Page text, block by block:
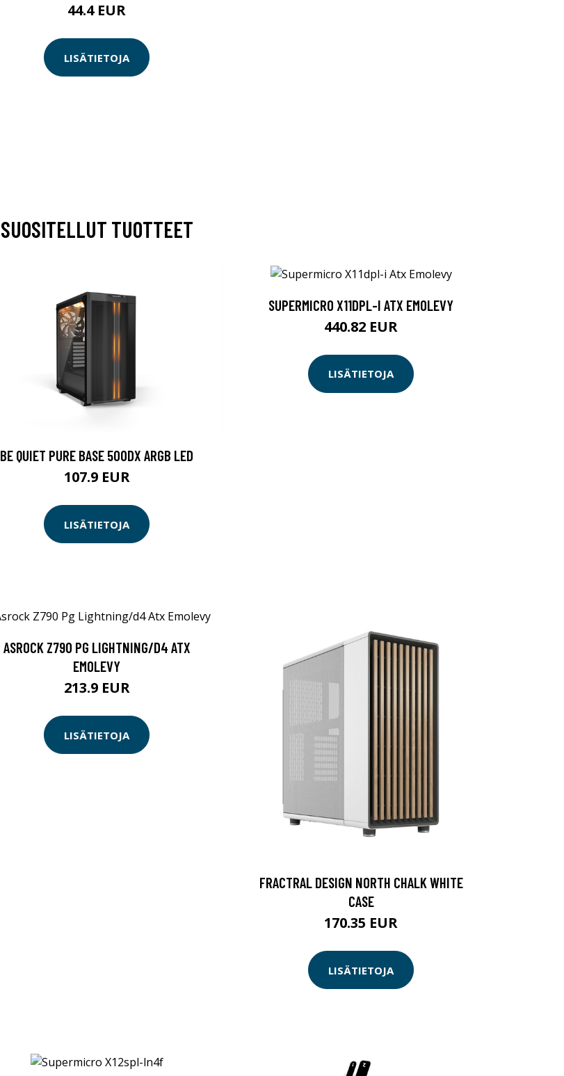
44.4 EUR
LISÄTIETOJA
SUOSITELLUT TUOTTEET
BE QUIET PURE BASE 500DX ARGB LED
107.9 EUR
LISÄTIETOJA
SUPERMICRO X11DPL-I ATX EMOLEVY
440.82 EUR
LISÄTIETOJA
ASROCK Z790 PG LIGHTNING/D4 ATX
EMOLEVY
213.9 EUR
LISÄTIETOJA
FRACTRAL DESIGN NORTH CHALK WHITE
CASE
170.35 EUR
LISÄTIETOJA